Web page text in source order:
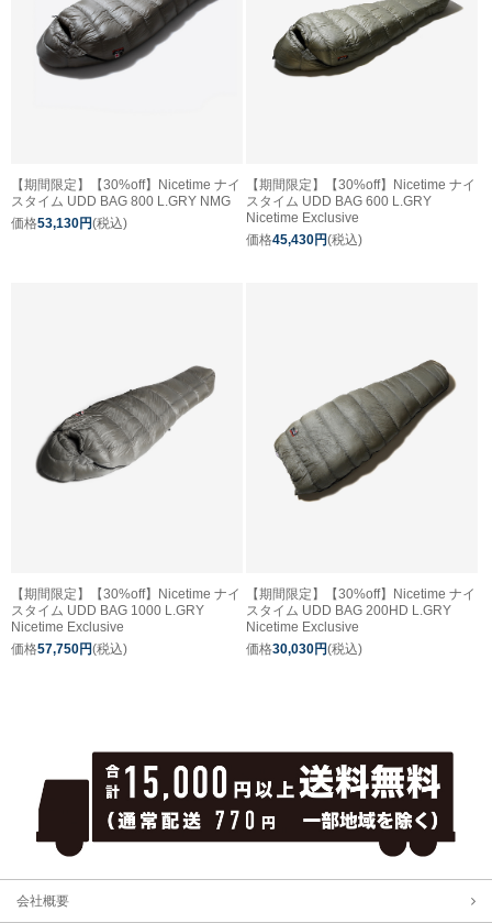
【期間限定】【30%off】Nicetime ナイ
スタイム UDD BAG 800 L.GRY NMG
価格53,130円(税込)
【期間限定】【30%off】Nicetime ナイ
スタイム UDD BAG 600 L.GRY
Nicetime Exclusive
価格45,430円(税込)
【期間限定】【30%off】Nicetime ナイ
スタイム UDD BAG 1000 L.GRY
Nicetime Exclusive
価格57,750円(税込)
【期間限定】【30%off】Nicetime ナイ
スタイム UDD BAG 200HD L.GRY
Nicetime Exclusive
価格30,030円(税込)
会社概要